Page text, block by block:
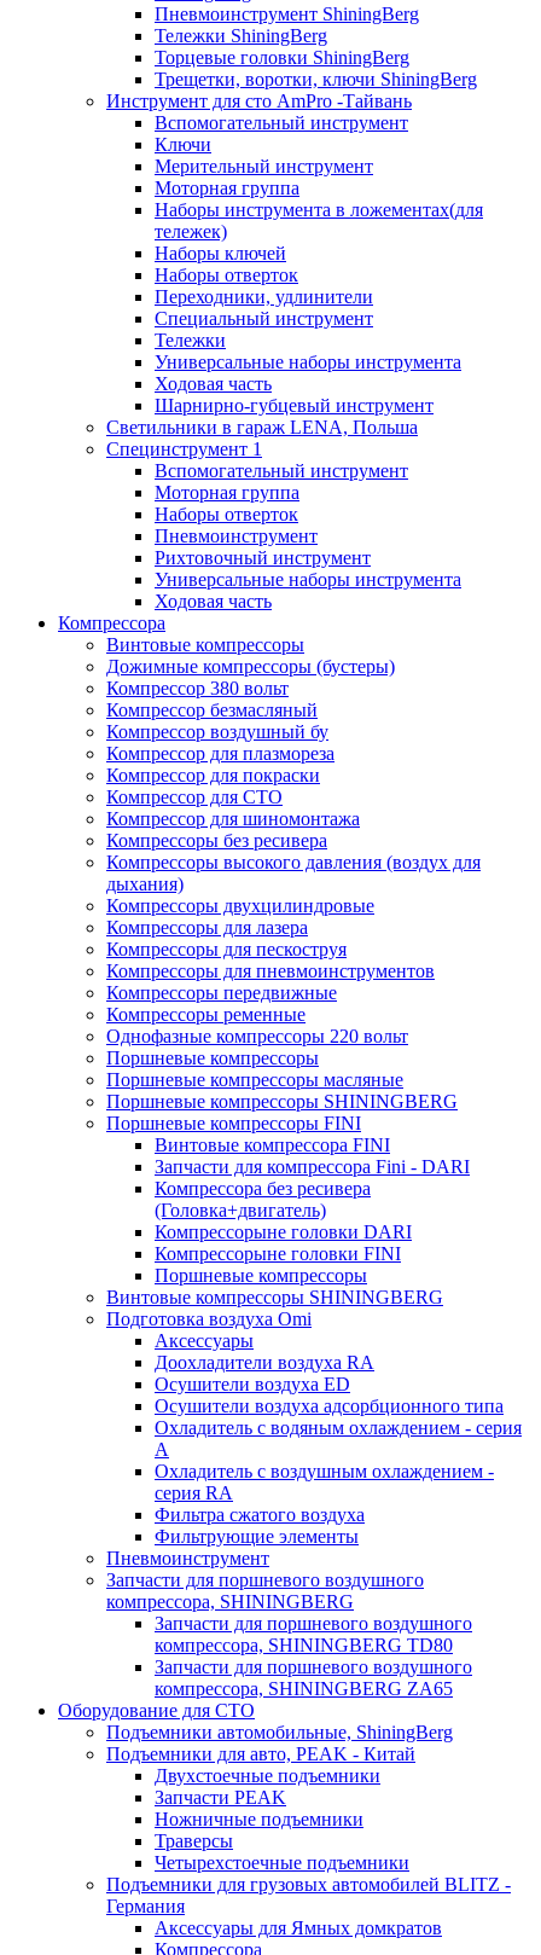
Пневмоинструмент ShiningBerg
Тележки ShiningBerg
Торцевые головки ShiningBerg
Трещетки, воротки, ключи ShiningBerg
Инструмент для сто AmPro -Тайвань
Вспомогательный инструмент
Ключи
Мерительный инструмент
Моторная группа
Наборы инструмента в ложементах(для
тележек)
Наборы ключей
Наборы отверток
Переходники, удлинители
Специальный инструмент
Тележки
Универсальные наборы инструмента
Ходовая часть
Шарнирно-губцевый инструмент
Светильники в гараж LENA, Польша
Специнструмент 1
Вспомогательный инструмент
Моторная группа
Наборы отверток
Пневмоинструмент
Рихтовочный инструмент
Универсальные наборы инструмента
Ходовая часть
Компрессора
Винтовые компрессоры
Дожимные компрессоры (бустеры)
Компрессор 380 вольт
Компрессор безмасляный
Компрессор воздушный бу
Компрессор для плазмореза
Компрессор для покраски
Компрессор для СТО
Компрессор для шиномонтажа
Компрессоры без ресивера
Компрессоры высокого давления (воздух для
дыхания)
Компрессоры двухцилиндровые
Компрессоры для лазера
Компрессоры для пескоструя
Компрессоры для пневмоинструментов
Компрессоры передвижные
Компрессоры ременные
Однофазные компрессоры 220 вольт
Поршневые компрессоры
Поршневые компрессоры масляные
Поршневые компрессоры SHININGBERG
Поршневые компрессоры FINI
Винтовые компрессора FINI
Запчасти для компрессора Fini - DARI
Компрессора без ресивера
(Головка+двигатель)
Компрессорыне головки DARI
Компрессорыне головки FINI
Поршневые компрессоры
Винтовые компрессоры SHININGBERG
Подготовка воздуха Omi
Аксессуары
Доохладители воздуха RA
Осушители воздуха ED
Осушители воздуха адсорбционного типа
Охладитель с водяным охлаждением - серия
A
Охладитель с воздушным охлаждением -
серия RA
Фильтра сжатого воздуха
Фильтрующие элементы
Пневмоинструмент
Запчасти для поршневого воздушного
компрессора, SHININGBERG
Запчасти для поршневого воздушного
компрессора, SHININGBERG TD80
Запчасти для поршневого воздушного
компрессора, SHININGBERG ZA65
Оборудование для СТО
Подъемники автомобильные, ShiningBerg
Подъемники для авто, PEAK - Китай
Двухстоечные подъемники
Запчасти PEAK
Ножничные подъемники
Траверсы
Четырехстоечные подъемники
Подъемники для грузовых автомобилей BLITZ -
Германия
Аксессуары для Ямных домкратов
Компрессора